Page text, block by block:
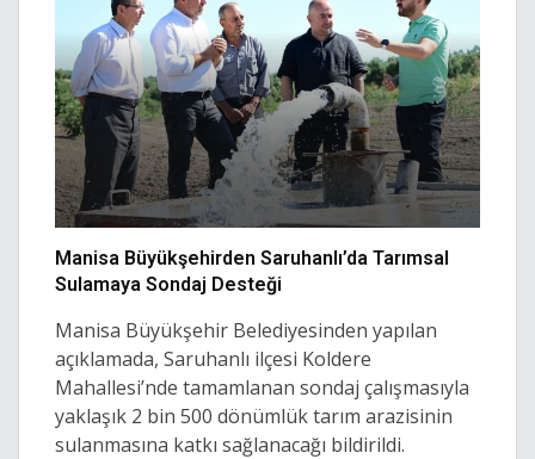
Manisa Büyükşehirden Saruhanlı’da Tarımsal
Sulamaya Sondaj Desteği
Manisa Büyükşehir Belediyesinden yapılan
açıklamada, Saruhanlı ilçesi Koldere
Mahallesi’nde tamamlanan sondaj çalışmasıyla
yaklaşık 2 bin 500 dönümlük tarım arazisinin
sulanmasına katkı sağlanacağı bildirildi.